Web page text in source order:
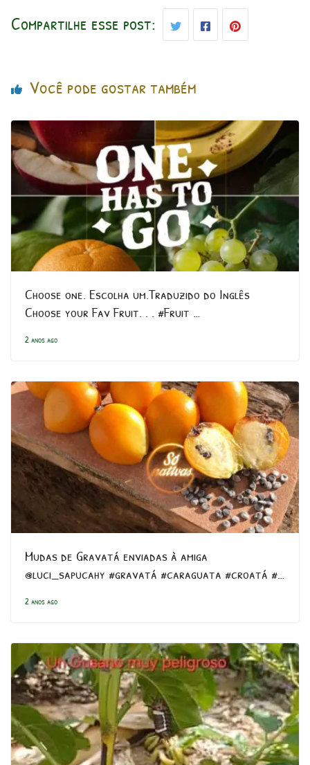
Compartilhe esse post:
Você pode gostar também
Choose one. Escolha um.Traduzido do Inglês
Choose your Fav Fruit. . . #Fruit …
2 anos ago
Mudas de Gravatá enviadas à amiga
@luci_sapucahy #gravatá #caraguata #croatá #…
2 anos ago